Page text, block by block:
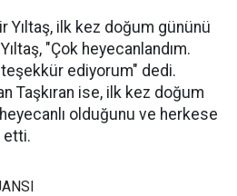
Yıltaş, ilk kez doğum gününü
"Çok heyecanlandım.
ediyorum" dedi.
Taşkıran ise, ilk kez doğum
heyecanlı olduğunu ve herkese
etti.